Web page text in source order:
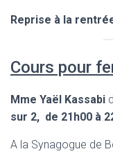
Reprise à la
Cours pour
Mme Yaël Kassabi
sur 2, de 21h00 à
A la Synagogue de